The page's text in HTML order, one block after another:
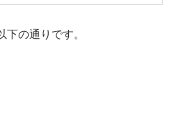
の通りです。